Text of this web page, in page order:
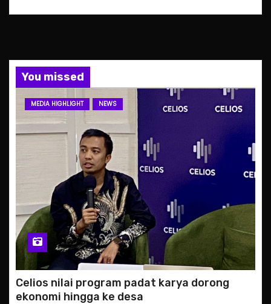
You missed
MEDIA HIGHLIGHT NEWS
Celios nilai program padat karya dorong
ekonomi hingga ke desa